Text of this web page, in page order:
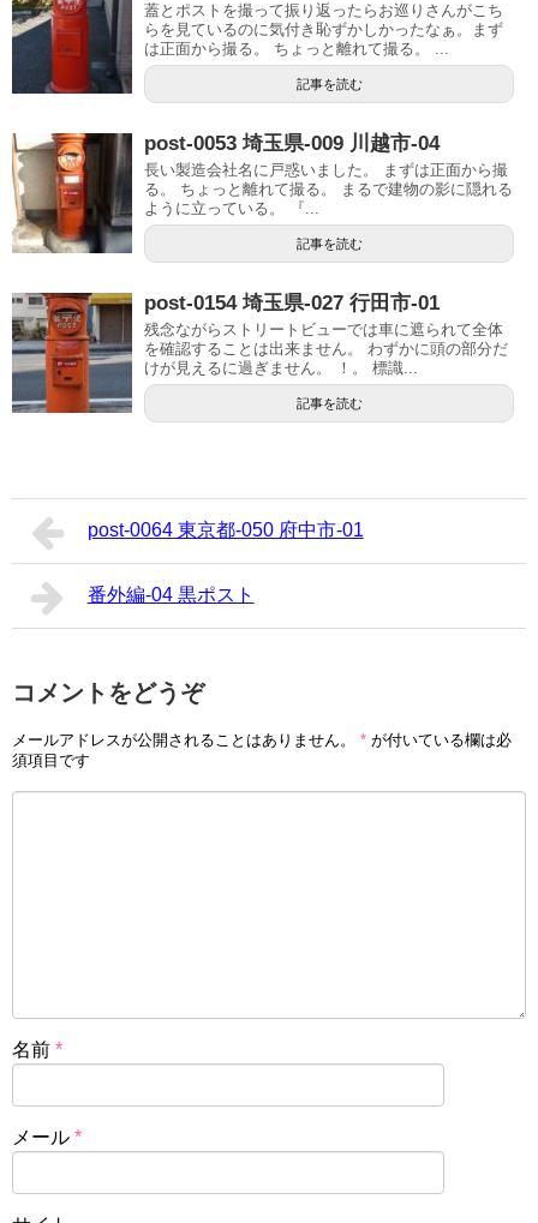
蓋とポストを撮って振り返ったらお巡りさんがこち
らを見ているのに気付き恥ずかしかったなぁ。まず
は正面から撮る。 ちょっと離れて撮る。 ...
記事を読む
post-0053 埼玉県-009 川越市-04
長い製造会社名に戸惑いました。 まずは正面から撮
る。 ちょっと離れて撮る。 まるで建物の影に隠れる
ように立っている。 『...
記事を読む
post-0154 埼玉県-027 行田市-01
残念ながらストリートビューでは車に遮られて全体
を確認することは出来ません。 わずかに頭の部分だ
けが見えるに過ぎません。 ！。 標識...
記事を読む
post-0064 東京都-050 府中市-01
番外編-04 黒ポスト
コメントをどうぞ
メールアドレスが公開されることはありません。 * が付いている欄は必
須項目です
名前 *
メール *